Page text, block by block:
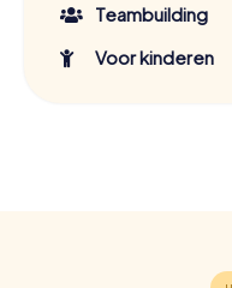
Teambuilding
Voor kinderen